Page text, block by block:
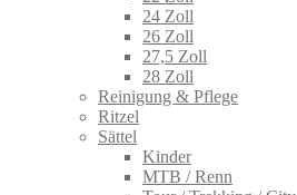
24 Zoll
26 Zoll
27,5 Zoll
28 Zoll
Reinigung & Pflege
Ritzel
Sättel
Kinder
MTB / Renn